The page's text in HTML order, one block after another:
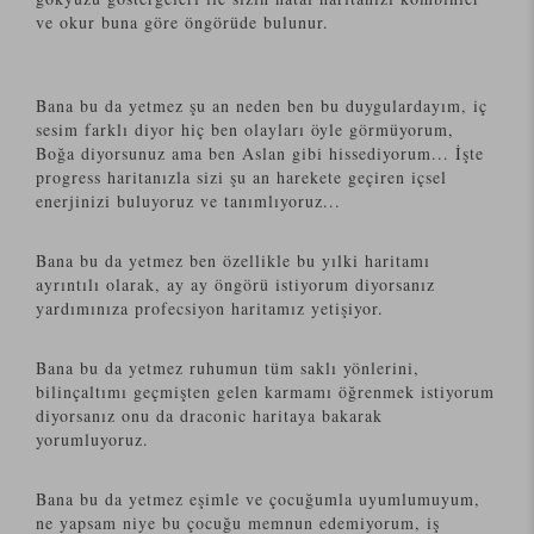
ve okur buna göre öngörüde bulunur.
Bana bu da yetmez şu an neden ben bu duygulardayım, iç
sesim farklı diyor hiç ben olayları öyle görmüyorum,
Boğa diyorsunuz ama ben Aslan gibi hissediyorum... İşte
progress haritanızla sizi şu an harekete geçiren içsel
enerjinizi buluyoruz ve tanımlıyoruz...
Bana bu da yetmez ben özellikle bu yılki haritamı
ayrıntılı olarak, ay ay öngörü istiyorum diyorsanız
yardımınıza profecsiyon haritamız yetişiyor.
Bana bu da yetmez ruhumun tüm saklı yönlerini,
bilinçaltımı geçmişten gelen karmamı öğrenmek istiyorum
diyorsanız onu da draconic haritaya bakarak
yorumluyoruz.
Bana bu da yetmez eşimle ve çocuğumla uyumlumuyum,
ne yapsam niye bu çocuğu memnun edemiyorum, iş